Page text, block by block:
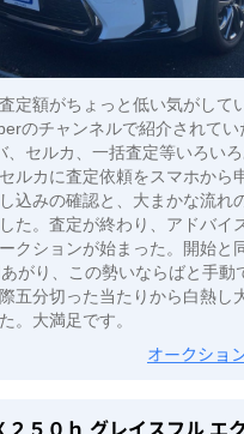
定額がちょっと低い気がして
のチャンネルで紹介されて
、セルカ、一括査定等いろい
ルカに査定依頼をスマホから
込みの確認と、大まかな流れ
た。査定が終わり、アドバイ
クションが始まった。開始と
がり、この勢いならばと手動
五分切った当たりから白熱し
。大満足です。
オークショ
２５０ｈ グレイスフル エ